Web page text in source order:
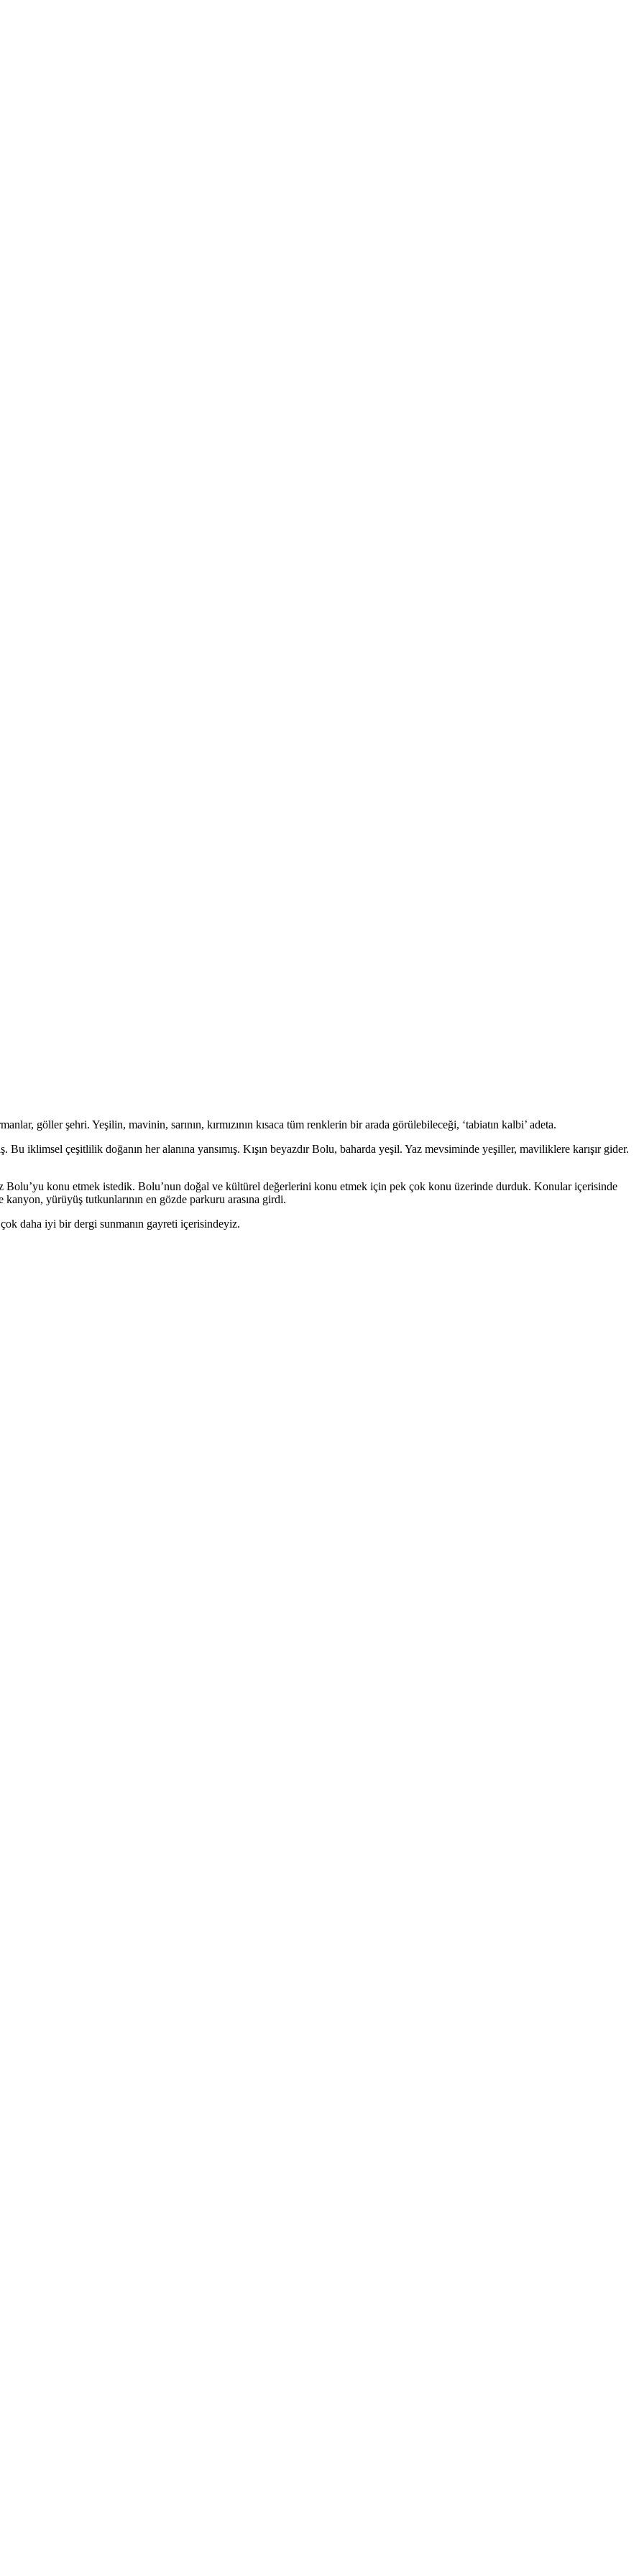
göller şehri. Yeşilin, mavinin, sarının, kırmızının kısaca tüm renklerin bir arada görülebileceği, ‘tabiatın kalbi’ adeta.
iklimsel çeşitlilik doğanın her alanına yansımış. Kışın beyazdır Bolu, baharda yeşil. Yaz mevsiminde yeşiller, maviliklere karışır gider.
Bolu’yu konu etmek istedik. Bolu’nun doğal ve kültürel değerlerini konu etmek için pek çok konu üzerinde durduk. Konular içerisinde
yürüyüş tutkunlarının en gözde parkuru arasına girdi.
daha iyi bir dergi sunmanın gayreti içerisindeyiz.